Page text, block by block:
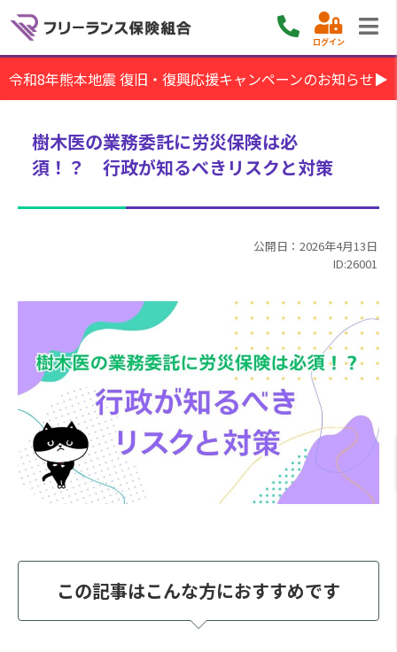
ログイン
令和8年熊本地震 復旧・復興応援キャンペーンのお知らせ▶
樹木医の業務委託に労災保険は必
須！？ 行政が知るべきリスクと対策
公開日：2026年4月13日
ID:26001
この記事はこんな方におすすめです